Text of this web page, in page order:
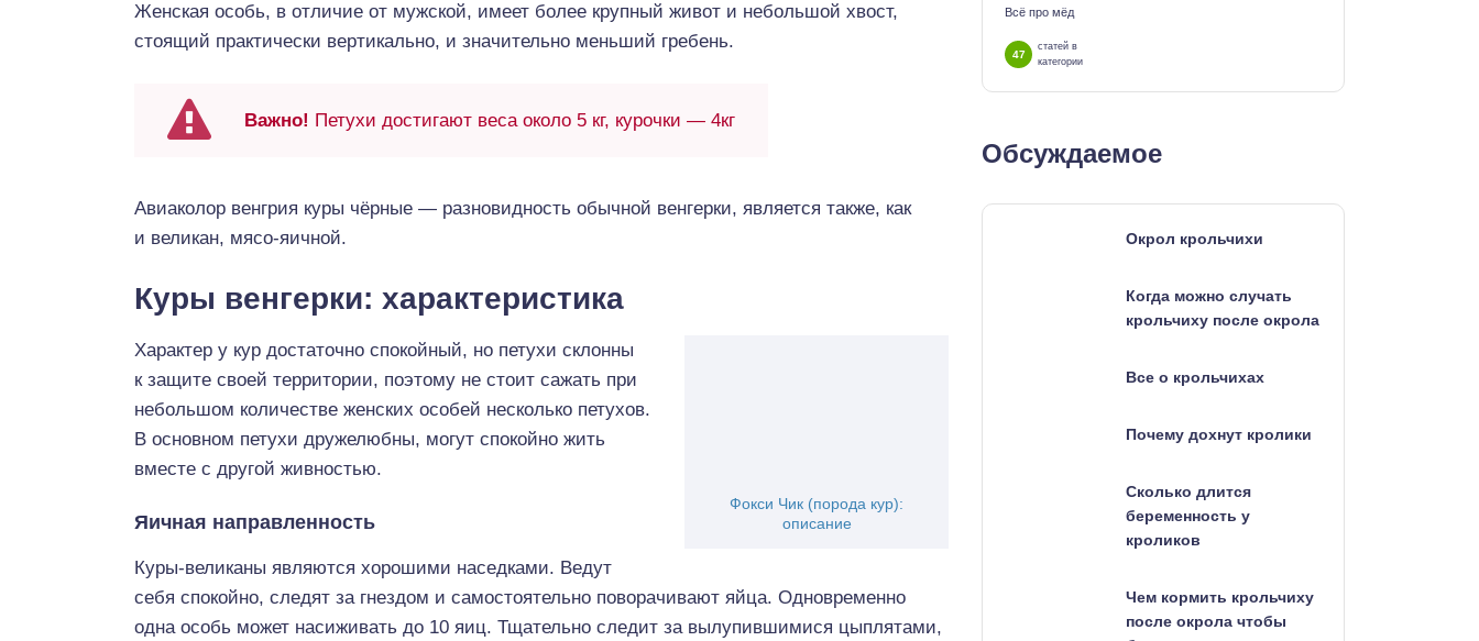
Женская особь, в отличие от мужской, имеет более крупный живот и небольшой хвост,
стоящий практически вертикально, и значительно меньший гребень.
Важно! Петухи достигают веса около 5 кг, курочки — 4кг
Авиаколор венгрия куры чёрные — разновидность обычной венгерки, является также, как
и великан, мясо-яичной.
Куры венгерки: характеристика
Фокси Чик (порода кур):
описание
Характер у кур достаточно спокойный, но петухи склонны
к защите своей территории, поэтому не стоит сажать при
небольшом количестве женских особей несколько петухов.
В основном петухи дружелюбны, могут спокойно жить
вместе с другой живностью.
Яичная направленность
Куры-великаны являются хорошими наседками. Ведут
себя спокойно, следят за гнездом и самостоятельно поворачивают яйца. Одновременно
одна особь может насиживать до 10 яиц. Тщательно следит за вылупившимися цыплятами,
Всё про мёд
47
статей в
категории
Обсуждаемое
Окрол крольчихи
Когда можно случать
крольчиху после окрола
Все о крольчихах
Почему дохнут кролики
Сколько длится
беременность у
кроликов
Чем кормить крольчиху
после окрола чтобы